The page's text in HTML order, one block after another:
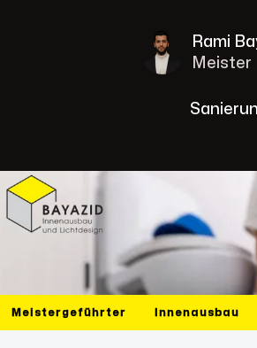
Rami
Meister
Meistergeführter Innenausbau